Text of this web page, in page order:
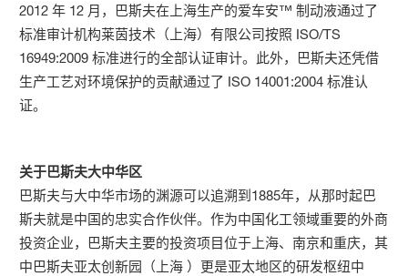
2012 年 12 月，巴斯夫在上海生产的爱车安™ 制动液通过了
标准审计机构莱茵技术（上海）有限公司按照 ISO/TS
16949:2009 标准进行的全部认证审计。此外，巴斯夫还凭借
生产工艺对环境保护的贡献通过了 ISO 14001:2004 标准认
证。
关于巴斯夫大中华区
巴斯夫与大中华市场的渊源可以追溯到1885年，从那时起巴
斯夫就是中国的忠实合作伙伴。作为中国化工领域重要的外商
投资企业，巴斯夫主要的投资项目位于上海、南京和重庆，其
中巴斯夫亚太创新园（上海 ）更是亚太地区的研发枢纽中